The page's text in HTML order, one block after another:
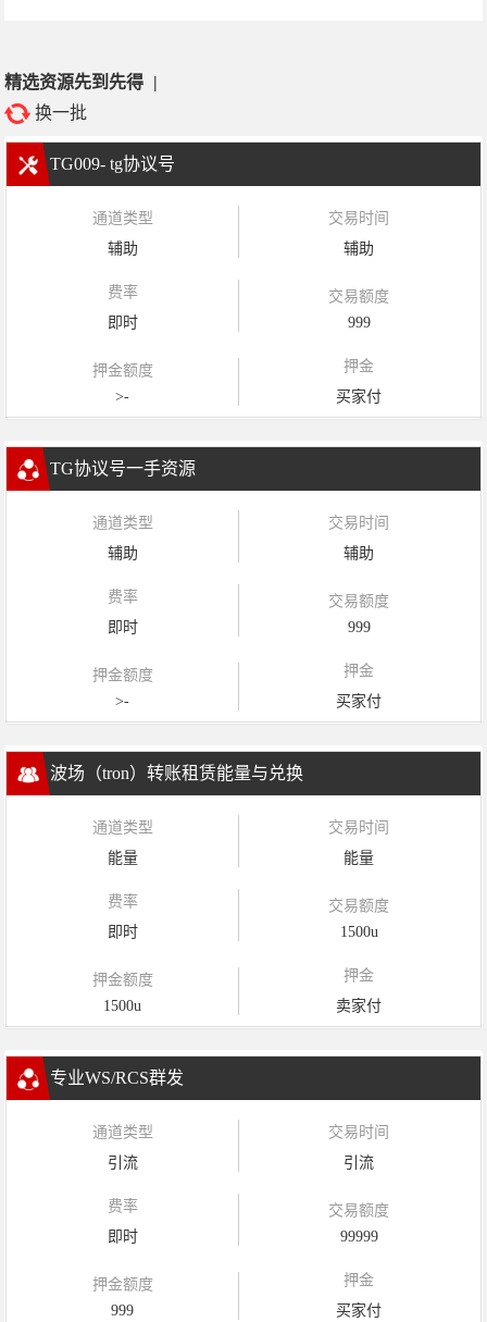
精选资源先到先得 |
换一批
TG009- tg协议号
通道类型
辅助
交易时间
辅助
费率
即时
交易额度
999
押金额度
>-
押金
买家付
TG协议号一手资源
通道类型
辅助
交易时间
辅助
费率
即时
交易额度
999
押金额度
>-
押金
买家付
波场（tron）转账租赁能量与兑换
通道类型
能量
交易时间
能量
费率
即时
交易额度
1500u
押金额度
1500u
押金
卖家付
专业WS/RCS群发
通道类型
引流
交易时间
引流
费率
即时
交易额度
99999
押金额度
999
押金
买家付